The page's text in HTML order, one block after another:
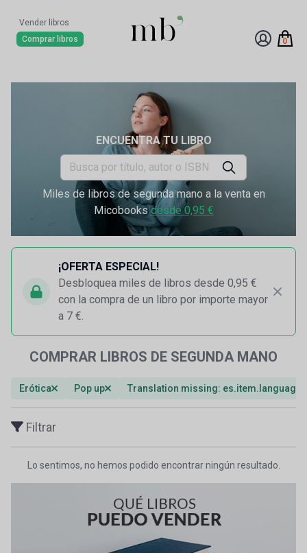
Vender libros
Comprar libros
0
ENCUENTRA TU LIBRO
Miles de libros de segunda mano a la venta en
Micobooksdesde 0,95 €
¡OFERTA ESPECIAL!
Desbloquea miles de libros desde 0,95 €
con la compra de un libro por importe mayor
a 7 €.
COMPRAR LIBROS DE SEGUNDA MANO
Erótica Pop up Translation missing:
Filtrar
Lo sentimos, no hemos podido encontrar ningún resultado.